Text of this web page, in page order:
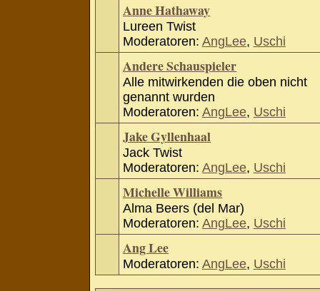
Anne Hathaway
Lureen Twist
Moderatoren: AngLee, Uschi
Andere Schauspieler
Alle mitwirkenden die oben nicht
genannt wurden
Moderatoren: AngLee, Uschi
Jake Gyllenhaal
Jack Twist
Moderatoren: AngLee, Uschi
Michelle Williams
Alma Beers (del Mar)
Moderatoren: AngLee, Uschi
Ang Lee
Moderatoren: AngLee, Uschi